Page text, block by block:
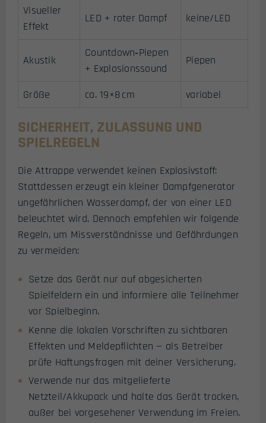
Visueller
Effekt
LED + roter Dampf keine/LED
Akustik
Countdown‑Piepen
+ Explosionssound
Piepen
Größe ca. 19×8 cm variabel
SICHERHEIT, ZULASSUNG UND
SPIELREGELN
Die Attrappe verwendet keinen Explosivstoff:
Stattdessen erzeugt ein kleiner Dampfgenerator
ungefährlichen Wasserdampf, der von einer LED
beleuchtet wird. Dennoch empfehlen wir folgende
Regeln, um Missverständnisse und Gefährdungen
zu vermeiden:
Setze das Gerät nur auf abgesicherten
Spielfeldern ein und informiere alle Teilnehmer
vor Spielbeginn.
Kenne die lokalen Vorschriften zu sichtbaren
Effekten und Meldepflichten — als Betreiber
prüfe Haftungsfragen mit deiner Versicherung.
Verwende nur das mitgelieferte
Netzteil/Akkupack und halte das Gerät trocken,
außer bei vorgesehener Verwendung im Freien.